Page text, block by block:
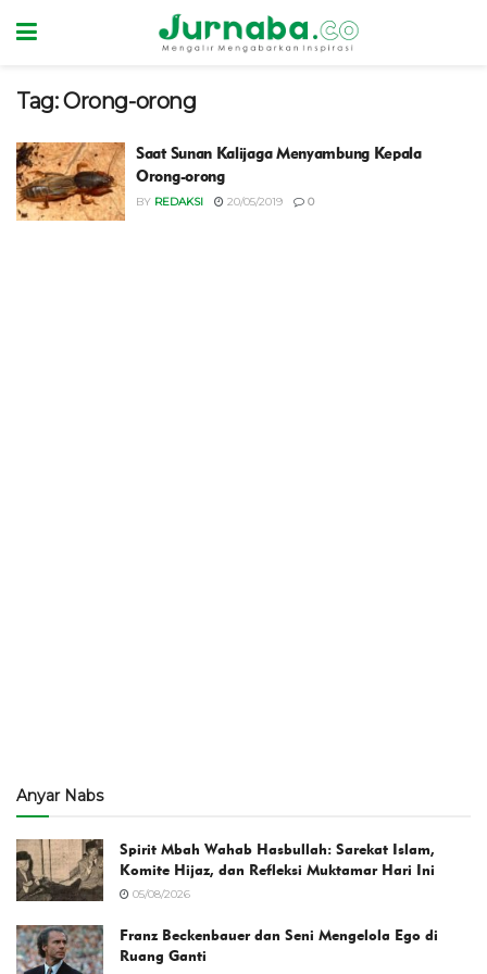
Tag:Orong-orong
Saat Sunan Kalijaga Menyambung Kepala
Orong-orong
BY REDAKSI 20/05/2019 0
Anyar Nabs
Spirit Mbah Wahab Hasbullah: Sarekat Islam,
Komite Hijaz, dan Refleksi Muktamar Hari Ini
05/08/2026
Franz Beckenbauer dan Seni Mengelola Ego di
Ruang Ganti